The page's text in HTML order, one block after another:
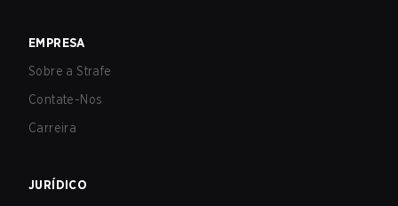
EMPRESA
Sobre a Strafe
Contate-Nos
Carreira
JURÍDICO